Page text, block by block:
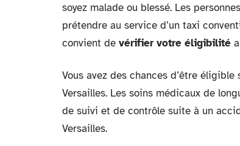
soyez malade ou blessé. Les
prétendre au service d’un taxi
convient de vérifier votre éligibilité
Vous avez des chances d’être
Versailles. Les soins médicaux de
de suivi et de contrôle suite à un
Versailles.